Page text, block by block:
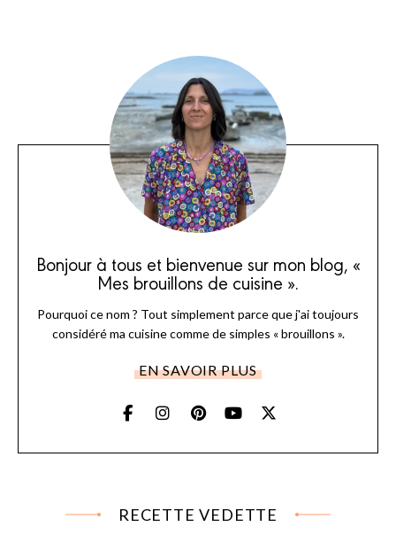
Bonjour à tous et bienvenue sur mon blog, «
Mes brouillons de cuisine ».
Pourquoi ce nom ? Tout simplement parce que j'ai toujours
considéré ma cuisine comme de simples « brouillons ».
EN SAVOIR PLUS
RECETTE VEDETTE